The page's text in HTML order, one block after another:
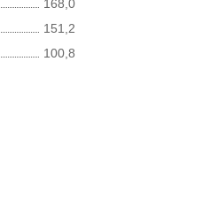
168,0
151,2
100,8